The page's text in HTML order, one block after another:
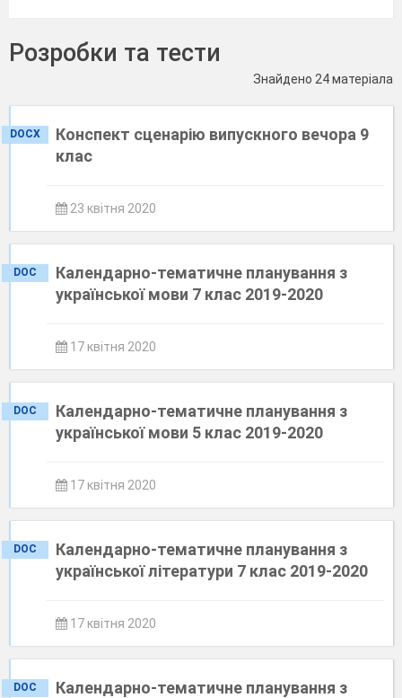
Розробки та тести
Знайдено 24 матеріала
DOCX
Конспект сценарію випускного вечора 9
клас
23 квітня 2020
DOC
Календарно-тематичне планування з
української мови 7 клас 2019-2020
17 квітня 2020
DOC
Календарно-тематичне планування з
української мови 5 клас 2019-2020
17 квітня 2020
DOC
Календарно-тематичне планування з
української літератури 7 клас 2019-2020
17 квітня 2020
DOC
Календарно-тематичне планування з